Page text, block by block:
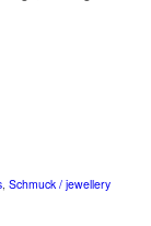
, Schmuck / jewellery